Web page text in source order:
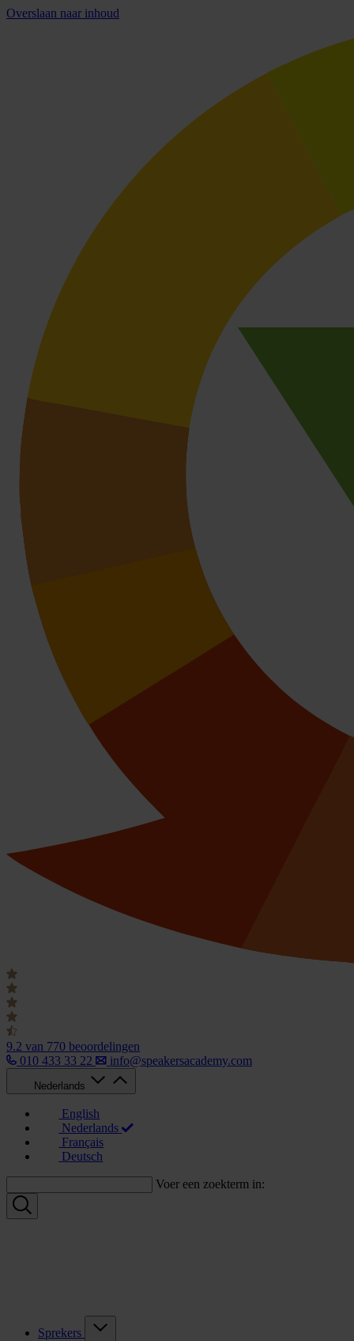
Overslaan naar inhoud
9.2 van 770 beoordelingen
010 433 33 22
info@speakersacademy.com
Nederlands
English
Nederlands
Français
Deutsch
Voer een zoekterm in:
Sprekers